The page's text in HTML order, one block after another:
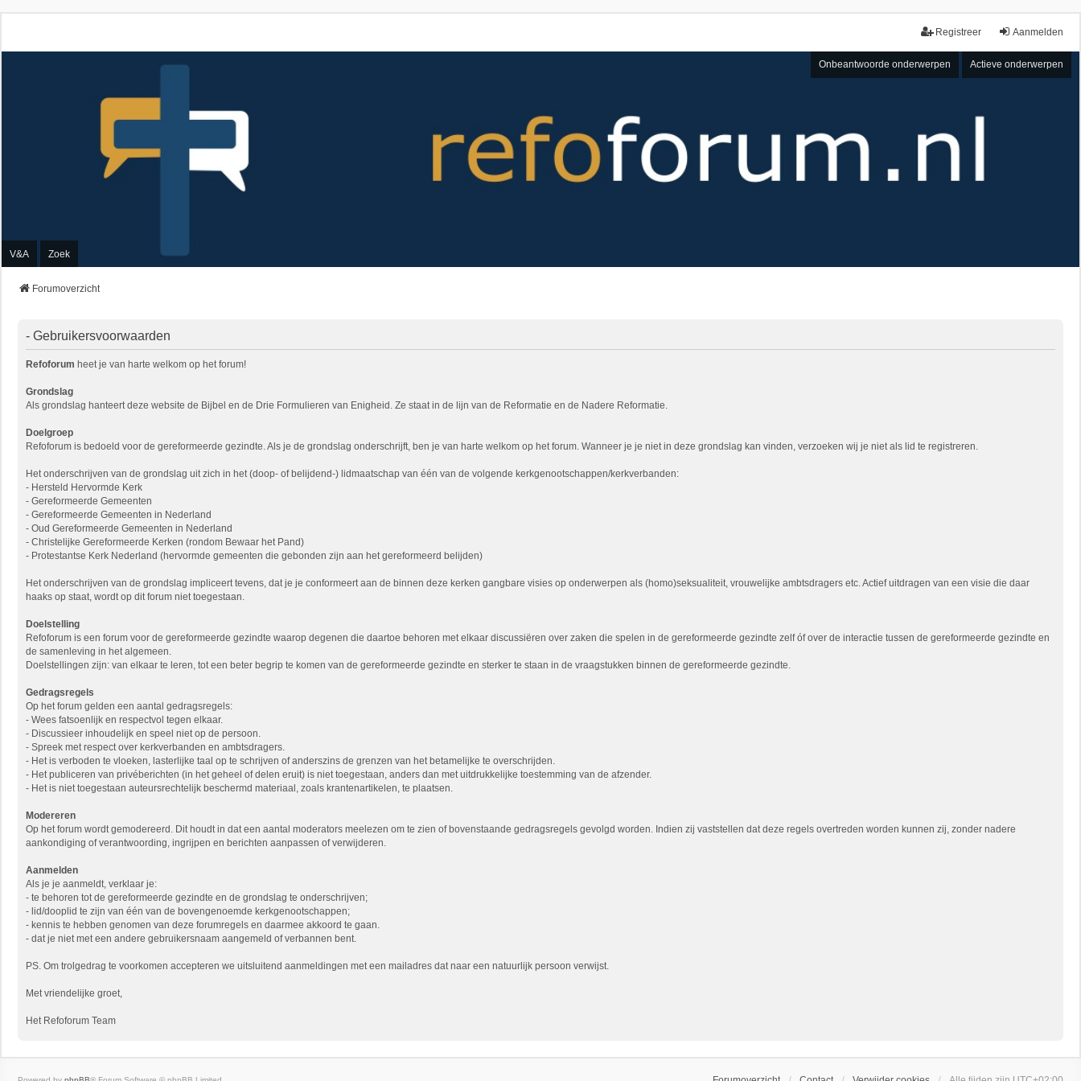
Aanmelden
Registreer
Onbeantwoorde onderwerpen Actieve onderwerpen
V&A Zoek
Forumoverzicht
- Gebruikersvoorwaarden
Refoforum heet je van harte welkom op het forum!
Grondslag
Als grondslag hanteert deze website de Bijbel en de Drie Formulieren van Enigheid. Ze staat in de lijn van de Reformatie en de Nadere Reformatie.
Doelgroep
Refoforum is bedoeld voor de gereformeerde gezindte. Als je de grondslag onderschrijft, ben je van harte welkom op het forum. Wanneer je je niet in deze grondslag kan vinden, verzoeken wij je niet als lid te registreren.
Het onderschrijven van de grondslag uit zich in het (doop- of belijdend-) lidmaatschap van één van de volgende kerkgenootschappen/kerkverbanden:
- Hersteld Hervormde Kerk
- Gereformeerde Gemeenten
- Gereformeerde Gemeenten in Nederland
- Oud Gereformeerde Gemeenten in Nederland
- Christelijke Gereformeerde Kerken (rondom Bewaar het Pand)
- Protestantse Kerk Nederland (hervormde gemeenten die gebonden zijn aan het gereformeerd belijden)
Het onderschrijven van de grondslag impliceert tevens, dat je je conformeert aan de binnen deze kerken gangbare visies op onderwerpen als (homo)seksualiteit, vrouwelijke ambtsdragers etc. Actief uitdragen van een visie die daar
haaks op staat, wordt op dit forum niet toegestaan.
Doelstelling
Refoforum is een forum voor de gereformeerde gezindte waarop degenen die daartoe behoren met elkaar discussiëren over zaken die spelen in de gereformeerde gezindte zelf óf over de interactie tussen de gereformeerde gezindte en
de samenleving in het algemeen.
Doelstellingen zijn: van elkaar te leren, tot een beter begrip te komen van de gereformeerde gezindte en sterker te staan in de vraagstukken binnen de gereformeerde gezindte.
Gedragsregels
Op het forum gelden een aantal gedragsregels:
- Wees fatsoenlijk en respectvol tegen elkaar.
- Discussieer inhoudelijk en speel niet op de persoon.
- Spreek met respect over kerkverbanden en ambtsdragers.
- Het is verboden te vloeken, lasterlijke taal op te schrijven of anderszins de grenzen van het betamelijke te overschrijden.
- Het publiceren van privéberichten (in het geheel of delen eruit) is niet toegestaan, anders dan met uitdrukkelijke toestemming van de afzender.
- Het is niet toegestaan auteursrechtelijk beschermd materiaal, zoals krantenartikelen, te plaatsen.
Modereren
Op het forum wordt gemodereerd. Dit houdt in dat een aantal moderators meelezen om te zien of bovenstaande gedragsregels gevolgd worden. Indien zij vaststellen dat deze regels overtreden worden kunnen zij, zonder nadere
aankondiging of verantwoording, ingrijpen en berichten aanpassen of verwijderen.
Aanmelden
Als je je aanmeldt, verklaar je:
- te behoren tot de gereformeerde gezindte en de grondslag te onderschrijven;
- lid/dooplid te zijn van één van de bovengenoemde kerkgenootschappen;
- kennis te hebben genomen van deze forumregels en daarmee akkoord te gaan.
- dat je niet met een andere gebruikersnaam aangemeld of verbannen bent.
PS. Om trolgedrag te voorkomen accepteren we uitsluitend aanmeldingen met een mailadres dat naar een natuurlijk persoon verwijst.
Met vriendelijke groet,
Het Refoforum Team